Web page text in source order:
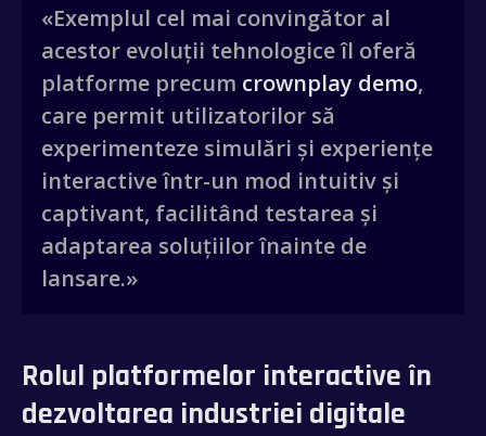
«Exemplul cel mai convingător al
acestor evoluții tehnologice îl oferă
platforme precum crownplay demo,
care permit utilizatorilor să
experimenteze simulări și experiențe
interactive într-un mod intuitiv și
captivant, facilitând testarea și
adaptarea soluțiilor înainte de
lansare.»
Rolul platformelor interactive în
dezvoltarea industriei digitale